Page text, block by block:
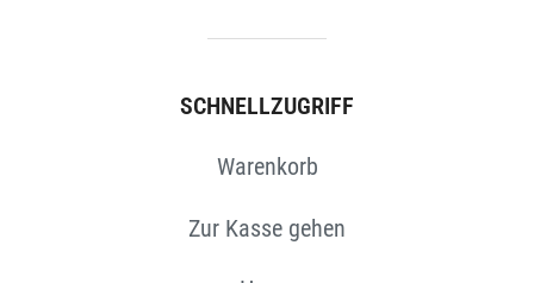
SCHNELLZUGRIFF
Warenkorb
Zur Kasse gehen